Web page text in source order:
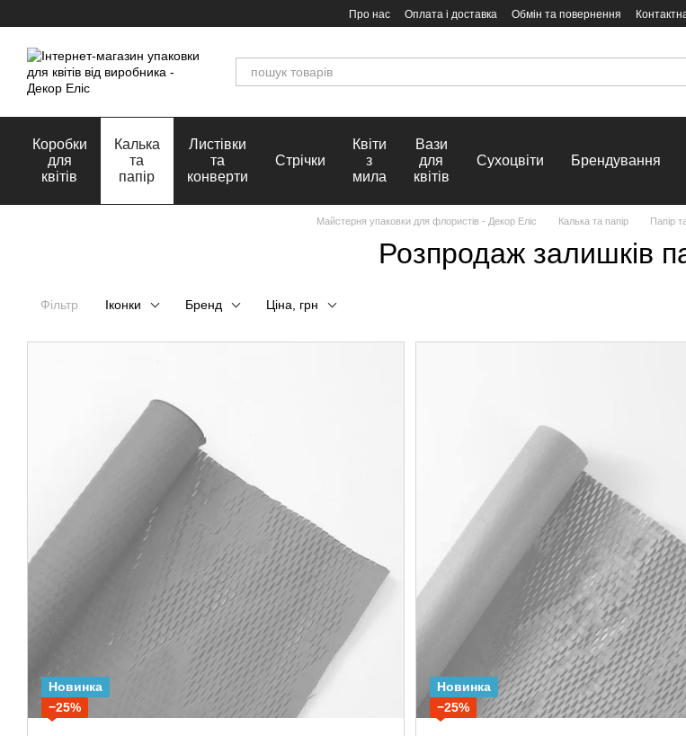
Про нас Оплата і доставка Обмін та повернення
Коробки
для
квітів
Калька
та
папір
Листівки
та
конверти
Стрічки
Квіти
з
мила
Вази
для
квітів
Сухоцвіти Брендування
Майстерня упаковки для флористів - Декор Еліс Калька та папір Папір
Розпродаж залишків
Фільтр Іконки Бренд Ціна, грн
Новинка
−25%
Новинка
−25%